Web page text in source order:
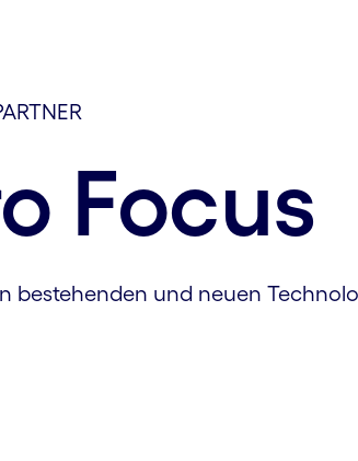
Focus
bestehenden und neuen